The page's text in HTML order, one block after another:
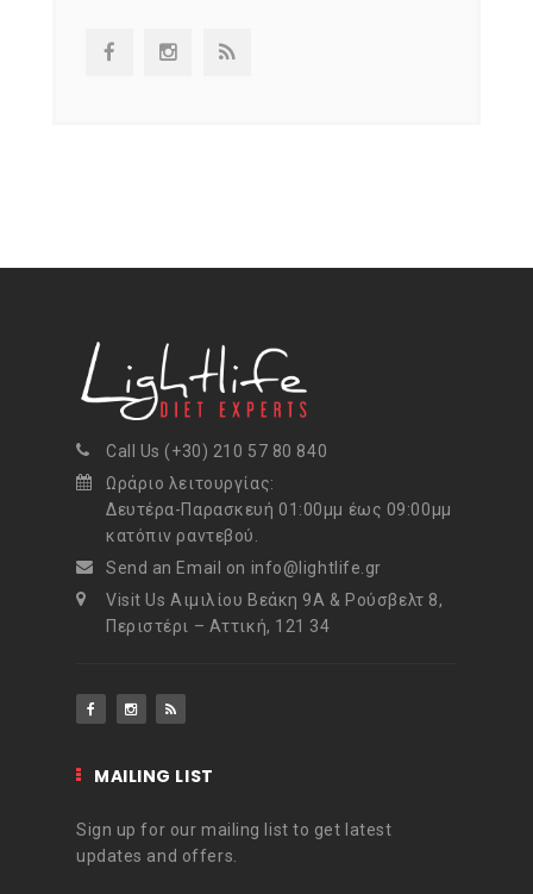
Call Us (+30) 210 57 80 840
Ωράριο λειτουργίας:
Δευτέρα-Παρασκευή 01:00μμ έως 09:00μμ
κατόπιν ραντεβού.
Send an Email on info@lightlife.gr
Visit Us Αιμιλίου Βεάκη 9Α & Ρούσβελτ 8,
Περιστέρι – Αττική, 121 34
MAILING LIST
Sign up for our mailing list to get latest
updates and offers.